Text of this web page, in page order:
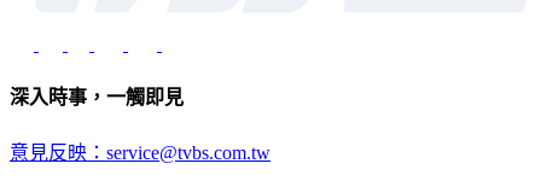
深入時事，一觸即見
意見反映：service@tvbs.com.tw